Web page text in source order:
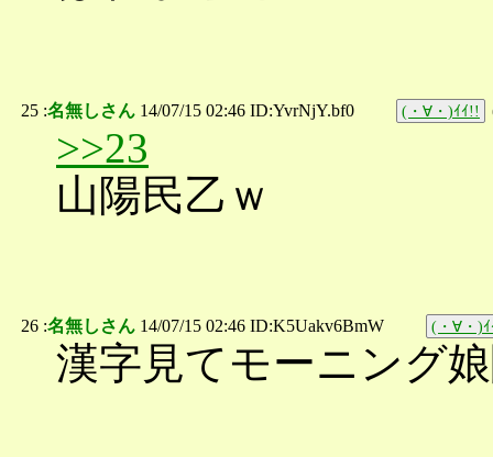
25 :名無しさん 14/07/15 02:46 ID:YvrNjY.bf0 (・∀・)ｲｲ!!
>>23
山陽民乙ｗ
26 :名無しさん 14/07/15 02:46 ID:K5Uakv6BmW (・∀・)
漢字見てモーニング